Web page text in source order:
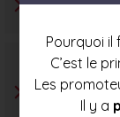
Pourquoi il
C’est le
Les
Il y a